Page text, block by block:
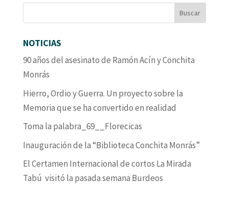
NOTICIAS
90 años del asesinato de Ramón Acín y Conchita
Monrás
Hierro, Ordio y Guerra. Un proyecto sobre la
Memoria que se ha convertido en realidad
Toma la palabra_69__Florecicas
Inauguración de la “Biblioteca Conchita Monrás”
El Certamen Internacional de cortos La Mirada
Tabú visitó la pasada semana Burdeos